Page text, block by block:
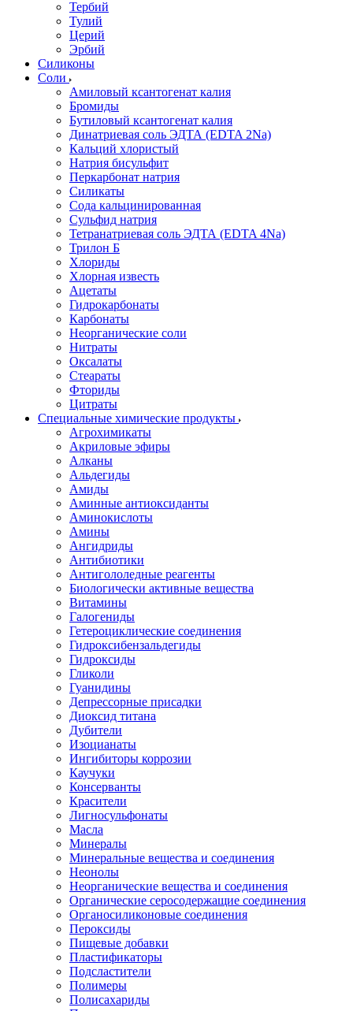
Тербий
Тулий
Церий
Эрбий
Силиконы
Соли
Амиловый ксантогенат калия
Бромиды
Бутиловый ксантогенат калия
Динатриевая соль ЭДТА (EDTA 2Na)
Кальций хлористый
Натрия бисульфит
Перкарбонат натрия
Силикаты
Сода кальцинированная
Сульфид натрия
Тетранатриевая соль ЭДТА (EDTA 4Na)
Трилон Б
Хлориды
Хлорная известь
Ацетаты
Гидрокарбонаты
Карбонаты
Неорганические соли
Нитраты
Оксалаты
Стеараты
Фториды
Цитраты
Специальные химические продукты
Агрохимикаты
Акриловые эфиры
Алканы
Альдегиды
Амиды
Аминные антиоксиданты
Аминокислоты
Амины
Ангидриды
Антибиотики
Антигололедные реагенты
Биологически активные вещества
Витамины
Галогениды
Гетероциклические соединения
Гидроксибензальдегиды
Гидроксиды
Гликоли
Гуанидины
Депрессорные присадки
Диоксид титана
Дубители
Изоцианаты
Ингибиторы коррозии
Каучуки
Консерванты
Красители
Лигносульфонаты
Масла
Минералы
Минеральные вещества и соединения
Неонолы
Неорганические вещества и соединения
Органические серосодержащие соединения
Органосиликоновые соединения
Пероксиды
Пищевые добавки
Пластификаторы
Подсластители
Полимеры
Полисахариды